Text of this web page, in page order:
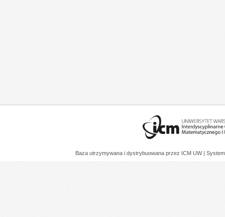
Baza utrzymywana i dystrybuowana przez ICM UW |